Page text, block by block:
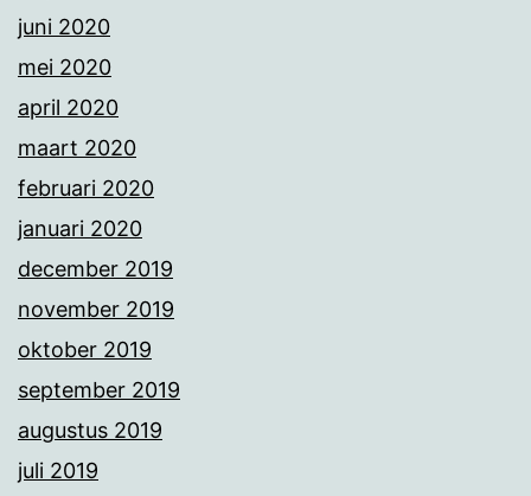
juni 2020
mei 2020
april 2020
maart 2020
februari 2020
januari 2020
december 2019
november 2019
oktober 2019
september 2019
augustus 2019
juli 2019